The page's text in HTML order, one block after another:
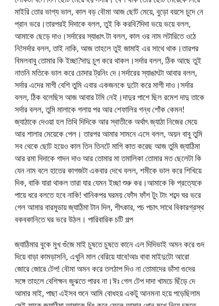
মাইরি তোর ভাগ্য ভাল, কাল বড় বৌমা আজ ছোট মেয়ে, বুড়ো বয়সে চুদে নে
প্রান ভরে।তারপরই দিদাকে বলল, তুই কি করবি?দিদা ভয়ে ভয়ে বলল,
আমাকে ছেড়ে দাও।সর্দারের স্যাঙাৎ টা বলল, কাল ওর নাম লটারিতে ওঠে
নি!সর্দার বলল, তাই নাকি, আজ তাহলে তুই জামাই এর সাথে থাক।তারপর
বিমলবাবু তোমার কি ইচ্ছা?দাদু চুপ করে থাকল।সর্দার বলল, ঠিক আছে তুই
নাতনি মতিকে ভাল করে চোদার ট্রনিং দে।সর্দারের স্যাঙাৎটা আবার বলল,
সর্দার এদের মাগী বেশি তুমি এবার একজনকে দুটো করে মাগী দাও।সর্দার
বলল, ঠিক বলেছিস আজ আবার টমি নেই।দাদুর পাশে ছিল রমেশ দাদু তাকে
সর্দার বলল, তুমি মালাকে গলায় পর আর শেফালির গন্ধ শোঁক কেমন!
জ্যাঠাকে দেওয়া হল তিথি দিদিকে আর স্বাতীকে অর্থাৎ জ্যাঠা নিজের মেয়ে
আর শালার মেয়েকে পেল। তারপর আমার সামনে এসে বলল, অয়ন বাবু তুমি
সব থেকে ছোট হয়েও কাল তিন তিনটে মাগি কাত করেছ আজ তুমি জ্যাঠিমা
আর রমা দিদাকে গাদন দাও আর তোমার মা তমালিকা তোমার মত ছেলেটা কি
যেন নাম বলে হাতের কাগজটা একবার দেখে বলল, শমীকে ভাল করে শিখিয়ে
দিক, বাকি যারা থাকল তারা যার যেমন ইচ্ছা শুরু কর।আমাকে কি প্রত্যেকে
পায়ে ধরে বলতে হবে নাকি! খানিকপর ঘরময় ফোঁস ফাঁশ টুং টাং শব্দে ঘর ভরে
গেল আমার বারমুডায় জ্যাঠিমা টান দিল, শীৎকার, পচ পচাৎ সাথে বিকারগ্রস্থ
বকবকানিতে ঘর ভরে উঠল। পারিবারিক চটি গল্প
জ্যাঠিমার বুকে মুখ গুঁজে মাই চুষতে চুষতে কানে এল দিদিভাই অমন করে গুদ
দিয়ে বাড়া কামড়াসনি, এখুনি মাল বেরিয়ে যাবে!আঃ বাবা মাইদুটো আরো
জোরে জোরে টেপ! বৌমা অমন করে তলঠাপ দিও না তোমাদের ডাঁসা গুদের
সঙ্গে তাহলে বেশিক্ষন জুঝতে পারব না।ঈঃ গেল টেপ দাদা খামচে ছিঁড়ে দে
আমার মাই, পাছা এইসব শুনে আমি বোধহয় একটু আনমনা হয়ে পড়েছিলাম